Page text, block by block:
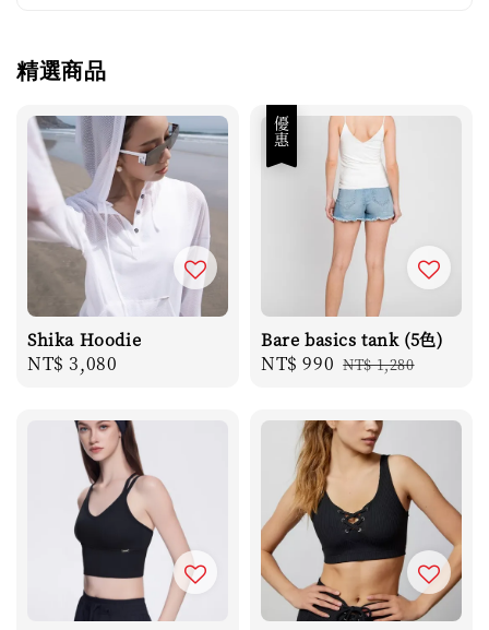
精選商品
Shika Hoodie
Regular
NT$ 3,080
優惠
Bare basics tank (5色)
Sale
NT$ 990 Regular
NT$ 1,280